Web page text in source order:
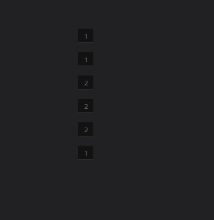
1
1
2
2
2
1